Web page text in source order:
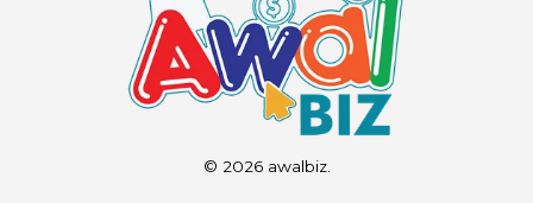
© 2026 awalbiz.